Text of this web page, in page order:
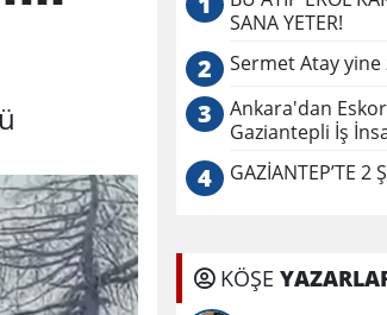
SANA YETER!
2 Sermet Atay yine
3
Ankara'dan
Gaziantepli İş
4 GAZİANTEP’TE 2
KÖŞE